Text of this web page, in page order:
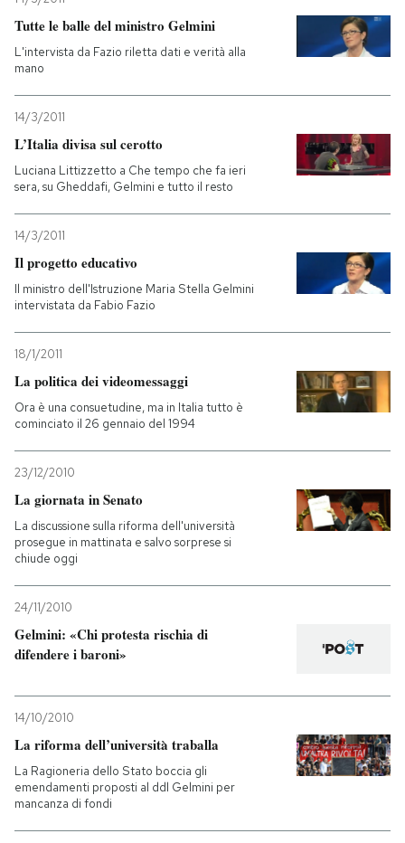
Tutte le balle del ministro Gelmini
L'intervista da Fazio riletta dati e verità alla
mano
14/3/2011
L’Italia divisa sul cerotto
Luciana Littizzetto a Che tempo che fa ieri
sera, su Gheddafi, Gelmini e tutto il resto
14/3/2011
Il progetto educativo
Il ministro dell'Istruzione Maria Stella Gelmini
intervistata da Fabio Fazio
18/1/2011
La politica dei videomessaggi
Ora è una consuetudine, ma in Italia tutto è
cominciato il 26 gennaio del 1994
23/12/2010
La giornata in Senato
La discussione sulla riforma dell'università
prosegue in mattinata e salvo sorprese si
chiude oggi
24/11/2010
Gelmini: «Chi protesta rischia di
difendere i baroni»
14/10/2010
La riforma dell’università traballa
La Ragioneria dello Stato boccia gli
emendamenti proposti al ddl Gelmini per
mancanza di fondi